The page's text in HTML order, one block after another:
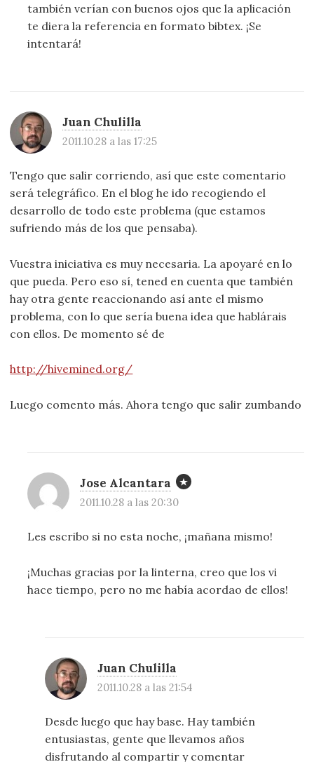
también verían con buenos ojos que la aplicación
te diera la referencia en formato bibtex. ¡Se
intentará!
Juan Chulilla
2011.10.28 a las 17:25
Tengo que salir corriendo, así que este comentario
será telegráfico. En el blog he ido recogiendo el
desarrollo de todo este problema (que estamos
sufriendo más de los que pensaba).
Vuestra iniciativa es muy necesaria. La apoyaré en lo
que pueda. Pero eso sí, tened en cuenta que también
hay otra gente reaccionando así ante el mismo
problema, con lo que sería buena idea que hablárais
con ellos. De momento sé de
http://hivemined.org/
Luego comento más. Ahora tengo que salir zumbando
Jose Alcantara
2011.10.28 a las 20:30
Les escribo si no esta noche, ¡mañana mismo!
¡Muchas gracias por la linterna, creo que los vi
hace tiempo, pero no me había acordao de ellos!
Juan Chulilla
2011.10.28 a las 21:54
Desde luego que hay base. Hay también
entusiastas, gente que llevamos años
disfrutando al compartir y comentar